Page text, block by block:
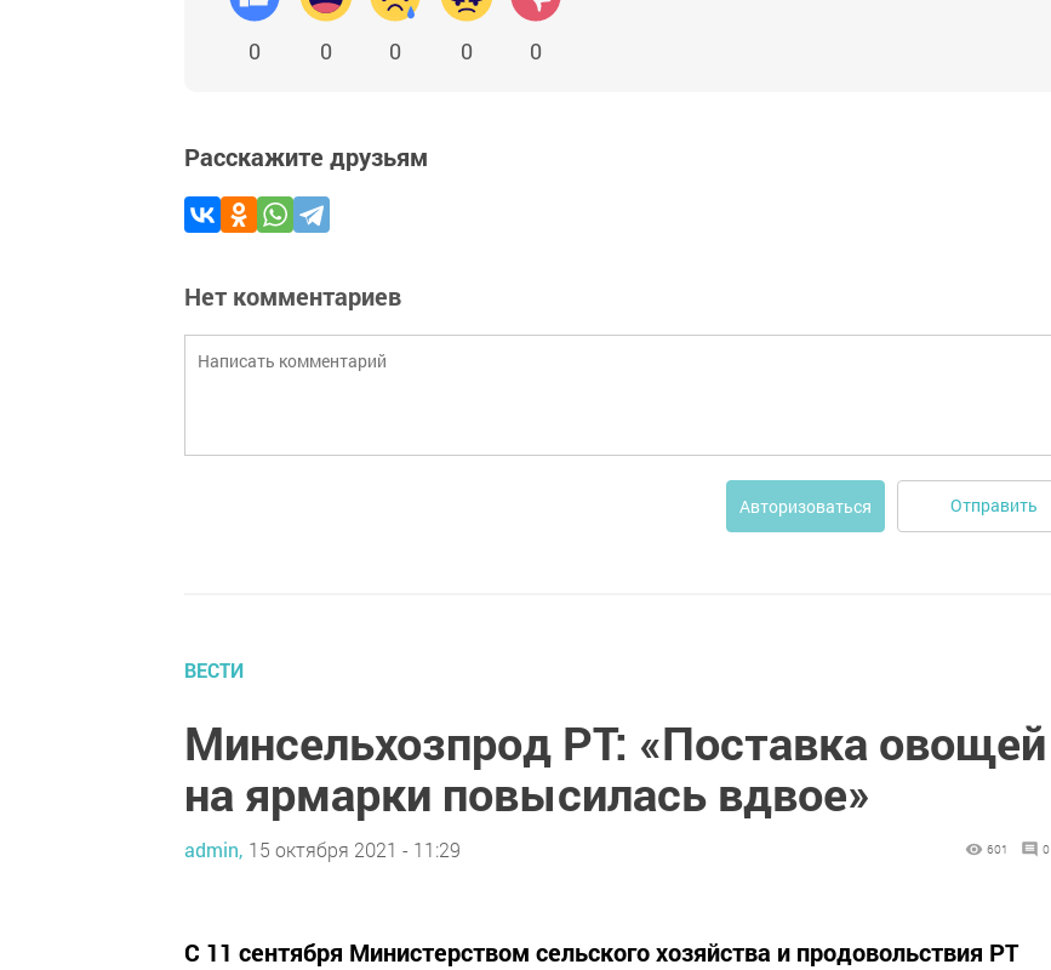
0 0 0 0 0
Расскажите друзьям
Нет комментариев
Авторизоваться Отправить
ВЕСТИ
Минсельхозпрод РТ: «Поставка овощей
на ярмарки повысилась вдвое»
admin, 15 октября 2021 - 11:29 601 0
С 11 сентября Министерством сельского хозяйства и продовольствия РТ